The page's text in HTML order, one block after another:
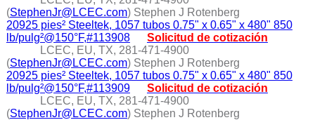
(StephenJr@LCEC.com) Stephen J Rotenberg
20925 pies² Steeltek, 1057 tubos 0.75" x 0.65" x 480" 850
lb/pulg²@150°F,#113908
Solicitud de cotización
LCEC, EU, TX, 281-471-4900
(StephenJr@LCEC.com) Stephen J Rotenberg
20925 pies² Steeltek, 1057 tubos 0.75" x 0.65" x 480" 850
lb/pulg²@150°F,#113909
Solicitud de cotización
LCEC, EU, TX, 281-471-4900
(StephenJr@LCEC.com) Stephen J Rotenberg